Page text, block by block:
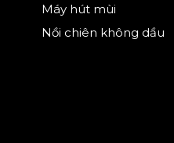
Máy hút mùi
Nồi chiên không dầu